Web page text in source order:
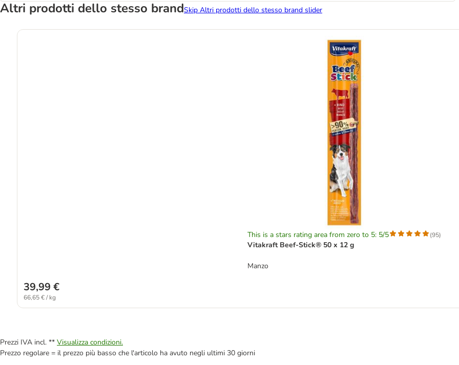
Altri prodotti dello stesso brandSkip Altri prodotti dello stesso brand slider
This is a stars rating area from zero to 5: 5/5 (95)
Vitakraft Beef-Stick® 50 x 12 g
Manzo
39,99 €
66,65 € / kg
Prezzi IVA incl. ** Visualizza condizioni.
Prezzo regolare = il prezzo più basso che l'articolo ha avuto negli ultimi 30 giorni